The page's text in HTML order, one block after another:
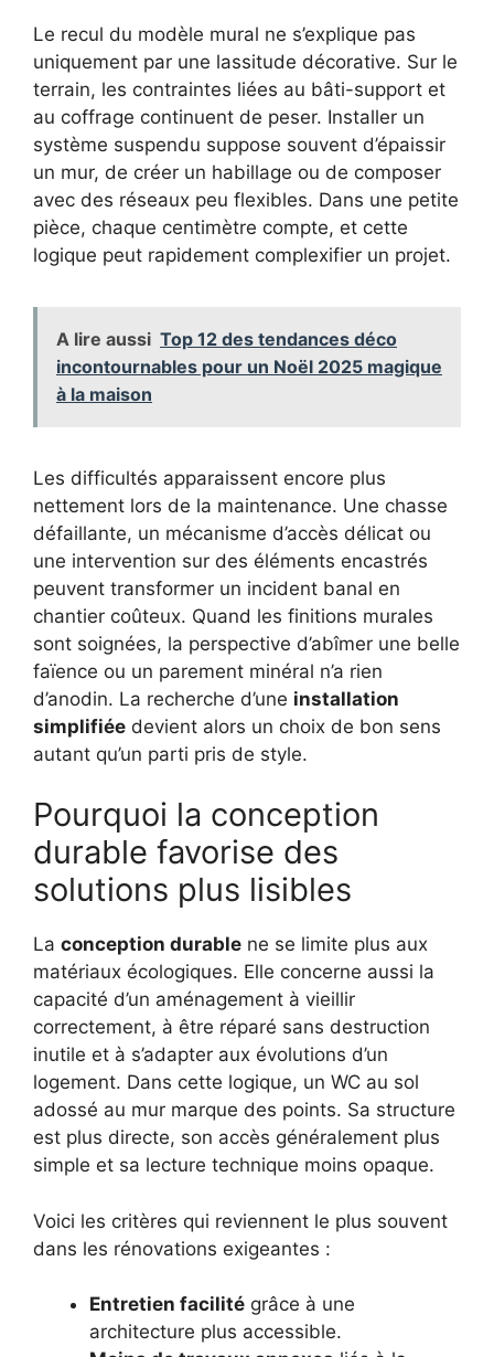
Le recul du modèle mural ne s’explique pas
uniquement par une lassitude décorative. Sur le
terrain, les contraintes liées au bâti-support et
au coffrage continuent de peser. Installer un
système suspendu suppose souvent d’épaissir
un mur, de créer un habillage ou de composer
avec des réseaux peu flexibles. Dans une petite
pièce, chaque centimètre compte, et cette
logique peut rapidement complexifier un projet.
A lire aussi Top 12 des tendances déco
incontournables pour un Noël 2025 magique
à la maison
Les difficultés apparaissent encore plus
nettement lors de la maintenance. Une chasse
défaillante, un mécanisme d’accès délicat ou
une intervention sur des éléments encastrés
peuvent transformer un incident banal en
chantier coûteux. Quand les finitions murales
sont soignées, la perspective d’abîmer une belle
faïence ou un parement minéral n’a rien
d’anodin. La recherche d’une installation
simplifiée devient alors un choix de bon sens
autant qu’un parti pris de style.
Pourquoi la conception
durable favorise des
solutions plus lisibles
La conception durable ne se limite plus aux
matériaux écologiques. Elle concerne aussi la
capacité d’un aménagement à vieillir
correctement, à être réparé sans destruction
inutile et à s’adapter aux évolutions d’un
logement. Dans cette logique, un WC au sol
adossé au mur marque des points. Sa structure
est plus directe, son accès généralement plus
simple et sa lecture technique moins opaque.
Voici les critères qui reviennent le plus souvent
dans les rénovations exigeantes :
Entretien facilité grâce à une
architecture plus accessible.